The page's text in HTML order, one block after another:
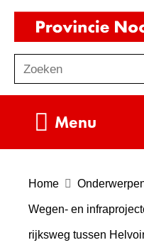
o
e
Zoeken
Menu
Home
Wegen- en
rijksweg tussen